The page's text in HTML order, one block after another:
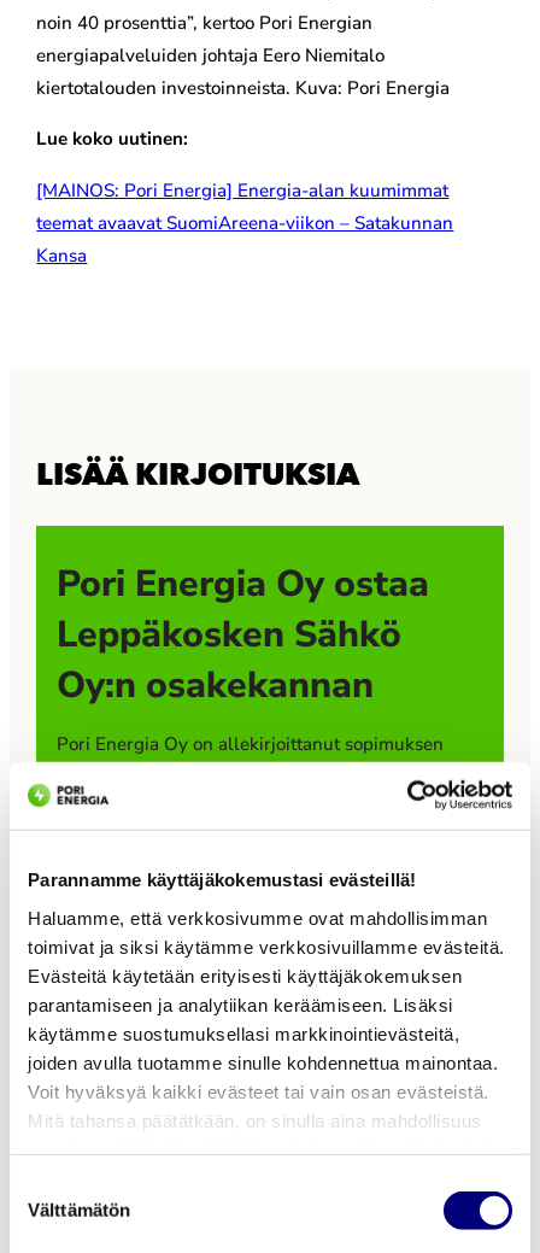
Parannamme käyttäjäkokemustasi evästeillä!
Haluamme, että verkkosivumme ovat mahdollisimman
toimivat ja siksi käytämme verkkosivuillamme evästeitä.
Evästeitä käytetään erityisesti käyttäjäkokemuksen
parantamiseen ja analytiikan keräämiseen. Lisäksi
käytämme suostumuksellasi markkinointievästeitä,
joiden avulla tuotamme sinulle kohdennettua mainontaa.
Voit hyväksyä kaikki evästeet tai vain osan evästeistä.
Mitä tahansa päätätkään, on sinulla aina mahdollisuus
valinta
Välttämätön
noin 40 prosenttia”, kertoo Pori Energian
energiapalveluiden johtaja Eero Niemitalo
kiertotalouden investoinneista. Kuva: Pori Energia
Lue koko uutinen:
[MAINOS: Pori Energia] Energia-alan kuumimmat
teemat avaavat SuomiAreena-viikon – Satakunnan
Kansa
LISÄÄ KIRJOITUKSIA
Pori Energia Oy ostaa
Leppäkosken Sähkö
Oy:n osakekannan
Pori Energia Oy on allekirjoittanut sopimuksen
Leppäkosken Sähkö Oy:n osakekannan ostamisesta
Leppäkoski Groupilta. Kaupan toteutuessa
tytäryhtiön Pori Energia -konserniin. Kaupan
toteutuminen edellyttää viranomaisten
hyväksyntää. Kauppahinta ei ole julkinen.
Leppäkoski Group tiedotti strategiamuutoksen
valmistelusta ja sen vaikutuksista toimintansa
painopisteisiin ensimmäisen kerran tammikuussa
2026. Tuolloin kerrottiin mahdollisista
omistusjärjestelyihin liittyvistä selvityksistä.
Leppäkoski Group […]
Pori Energia
SuomiAreenassa 23.–
26.6.2026
SuomiAreenassa sekä Kansalaistorilla. Osana